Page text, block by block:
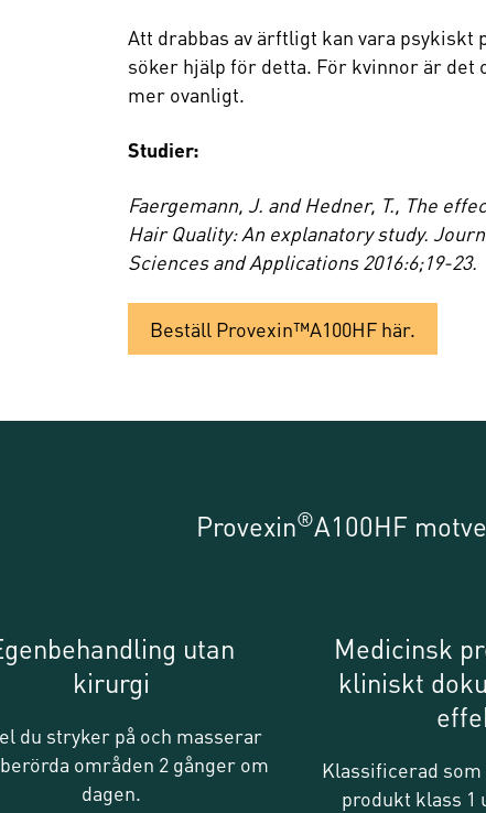
Att drabbas av ärftligt kan vara psykiskt
söker hjälp för detta. För kvinnor är
mer ovanligt.
Studier:
Faergemann, J. and Hedner, T., The
Hair Quality: An explanatory study.
Sciences and Applications 2016:6;19-23.
Beställ Provexin™A100HF här.
Provexin®A100HF
utan
kirurgi
du stryker på och masserar
områden 2 gånger om
dagen.
Medicinsk
kliniskt
Klassificerad
produkt klass 1